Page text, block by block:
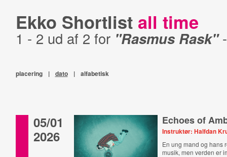
Ekko Shortlist all time
1 - 2 ud af 2 for "Rasmus Rask"
placering | dato | alfabetisk
05/01
2026
Echoes of
Instruktør: Halfdan
En ung mand og hans
musik, men verden er